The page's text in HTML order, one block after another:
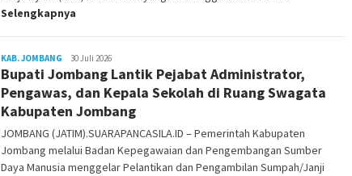
Selengkapnya
KAB. JOMBANG Siyanto
30 Juli 2026
Bupati Jombang Lantik Pejabat Administrator,
Pengawas, dan Kepala Sekolah di Ruang Swagata
Kabupaten Jombang
JOMBANG (JATIM).SUARAPANCASILA.ID – Pemerintah Kabupaten
Jombang melalui Badan Kepegawaian dan Pengembangan Sumber
Daya Manusia menggelar Pelantikan dan Pengambilan Sumpah/Janji